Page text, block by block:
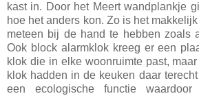
kast in. Door het Meert wandplankje
hoe het anders kon. Zo is het
meteen bij de hand te hebben zoals
Ook block alarmklok kreeg er een
klok die in elke woonruimte past,
klok hadden in de keuken daar
een ecologische functie